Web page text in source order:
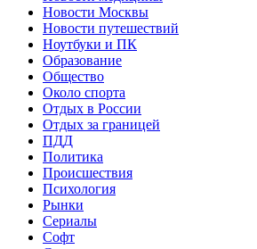
Новости Москвы
Новости путешествий
Ноутбуки и ПК
Образование
Общество
Около спорта
Отдых в России
Отдых за границей
ПДД
Политика
Происшествия
Психология
Рынки
Сериалы
Софт